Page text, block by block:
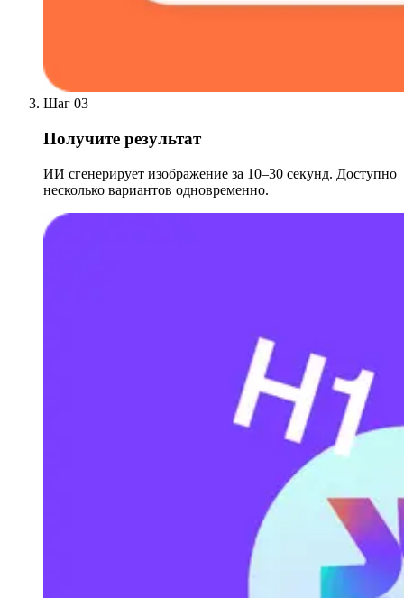
Шаг 03
Получите результат
ИИ сгенерирует изображение за 10–30 секунд. Доступно
несколько вариантов одновременно.